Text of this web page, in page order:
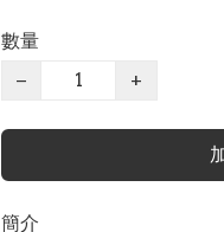
數量
−
+
簡介